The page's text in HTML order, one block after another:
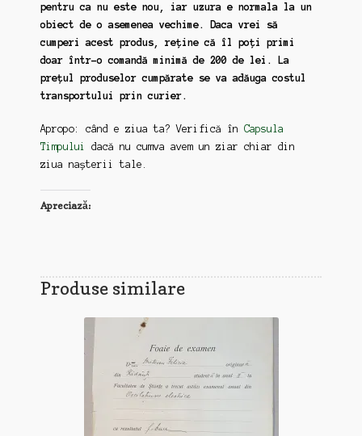
pentru ca nu este nou, iar uzura e normala la un
obiect de o asemenea vechime. Daca vrei să
cumperi acest produs, reține că îl poți primi
doar într-o comandă minimă de 200 de lei. La
prețul produselor cumpărate se va adăuga costul
transportului prin curier.
Apropo: când e ziua ta? Verifică în Capsula
Timpului
dacă nu cumva avem un ziar chiar din
ziua nașterii tale.
Apreciază:
Produse similare